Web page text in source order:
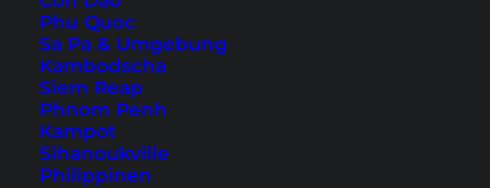
Phu Quoc
Sa Pa & Umgebung
Kambodscha
Siem Reap
Phnom Penh
Kampot
Sihanoukville
Philippinen
Chiang Mai: Touren und Tickets